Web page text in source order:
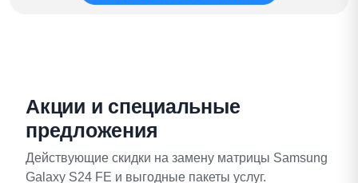
Акции и специальные
предложения
Действующие скидки на замену матрицы Samsung
Galaxy S24 FE и выгодные пакеты услуг.